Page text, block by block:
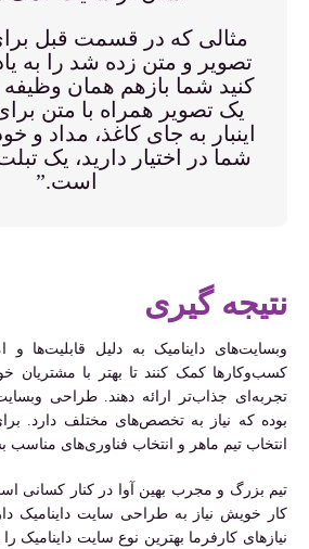
مثالی که در قسمت قبل
تصویر و متن زده شد را به
کنید شما بازهم همان وظیفه
یک تصویر همراه با متن
اینبار به جای کاغذ، مداد و
شما در اختیار دارید، یک
است.”
نتیجه گیری
وبسایت‌های داینامیک به دلیل قابلیت‌ها و
کسب‌وکارها کمک کنند تا بهتر با مشتریان
تجربه‌ای جذاب‌تر ارائه دهند. طراحی وبسایت
بوده که نیاز به تخصص‌های مختلف دارد.
انتخاب تیم ماهر و انتخاب فناوری‌های مناسب
تیم بزرگ و مجرب بهین آوا در کنار کسانی
کار خویش نیاز به طراحی سایت داینامیک
نیازهای کارفرما بهترین نوع سایت